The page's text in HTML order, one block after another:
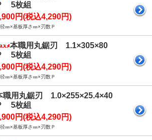
5枚組
円(税込4,290円)
㎜×基板厚さ㎜×刃数Ｐ
本職用丸鋸刃 1.1×305×80
5枚組
円(税込4,290円)
㎜×基板厚さ㎜×刃数Ｐ
職用丸鋸刃 1.0×255×25.4×40
5枚組
円(税込4,290円)
㎜×基板厚さ㎜×刃数Ｐ